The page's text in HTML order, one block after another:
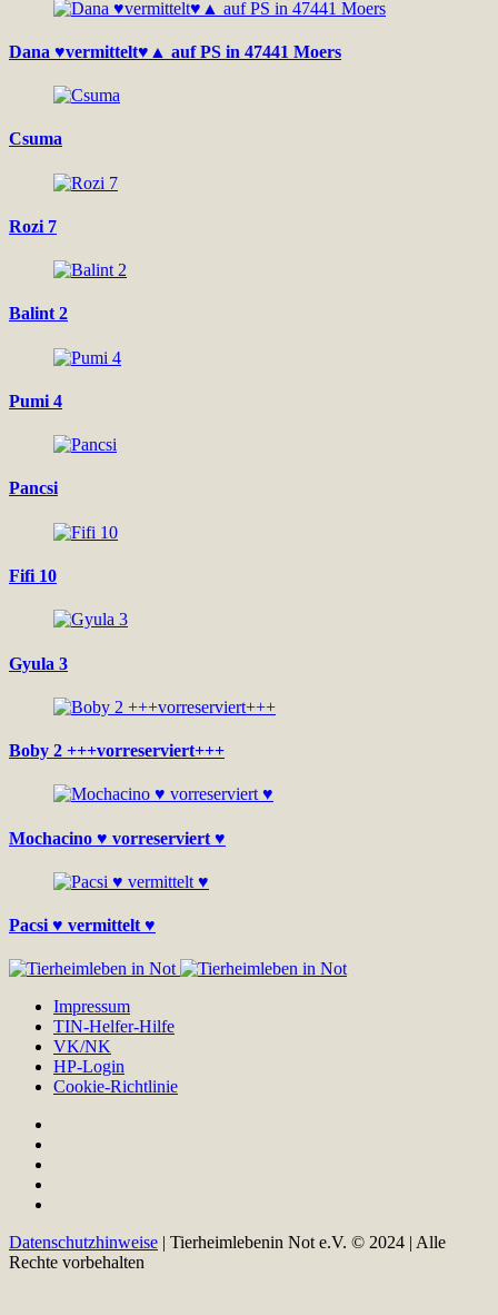
Dana ♥vermittelt♥▲ auf PS in 47441 Moers
Csuma
Rozi 7
Balint 2
Pumi 4
Pancsi
Fifi 10
Gyula 3
Boby 2 +++vorreserviert+++
Mochacino ♥ vorreserviert ♥
Pacsi ♥ vermittelt ♥
Impressum
TIN-Helfer-Hilfe
VK/NK
HP-Login
Cookie-Richtlinie
Datenschutzhinweise | Tierheimlebenin Not e.V. © 2024 | Alle
Rechte vorbehalten